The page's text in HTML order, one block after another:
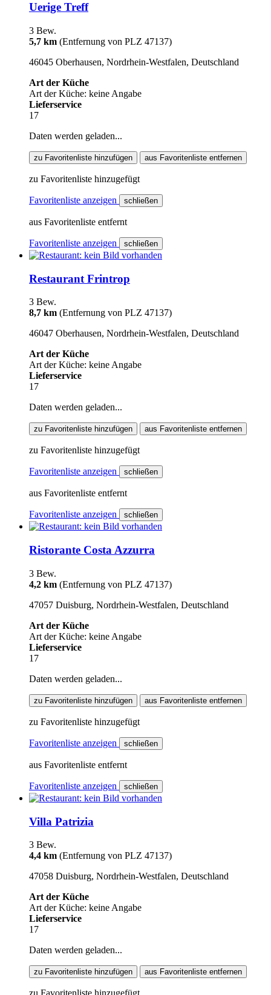
Uerige Treff
3 Bew.
5,7 km (Entfernung von PLZ 47137)
46045 Oberhausen, Nordrhein-Westfalen, Deutschland
Art der Küche
Art der Küche: keine Angabe
Lieferservice
17
Daten werden geladen...
zu Favoritenliste hinzufügen aus Favoritenliste entfernen
zu Favoritenliste hinzugefügt
Favoritenliste anzeigen schließen
aus Favoritenliste entfernt
Favoritenliste anzeigen schließen
Restaurant Frintrop
3 Bew.
8,7 km (Entfernung von PLZ 47137)
46047 Oberhausen, Nordrhein-Westfalen, Deutschland
Art der Küche
Art der Küche: keine Angabe
Lieferservice
17
Daten werden geladen...
zu Favoritenliste hinzufügen aus Favoritenliste entfernen
zu Favoritenliste hinzugefügt
Favoritenliste anzeigen schließen
aus Favoritenliste entfernt
Favoritenliste anzeigen schließen
Ristorante Costa Azzurra
3 Bew.
4,2 km (Entfernung von PLZ 47137)
47057 Duisburg, Nordrhein-Westfalen, Deutschland
Art der Küche
Art der Küche: keine Angabe
Lieferservice
17
Daten werden geladen...
zu Favoritenliste hinzufügen aus Favoritenliste entfernen
zu Favoritenliste hinzugefügt
Favoritenliste anzeigen schließen
aus Favoritenliste entfernt
Favoritenliste anzeigen schließen
Villa Patrizia
3 Bew.
4,4 km (Entfernung von PLZ 47137)
47058 Duisburg, Nordrhein-Westfalen, Deutschland
Art der Küche
Art der Küche: keine Angabe
Lieferservice
17
Daten werden geladen...
zu Favoritenliste hinzufügen aus Favoritenliste entfernen